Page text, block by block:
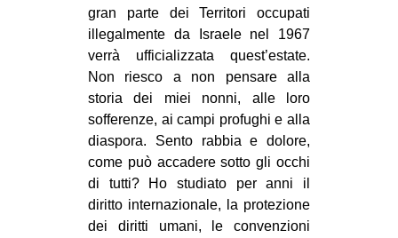
AMBIENTE
ANTIFASCISMO
DIRITTO ALL’ABITARE
MIGRAZIONI
PRECARIATO
REPRESSIONE
STUDENTI
gran parte dei Territori occupati
illegalmente da Israele nel 1967
verrà ufficializzata quest’estate.
Non riesco a non pensare alla
storia dei miei nonni, alle loro
sofferenze, ai campi profughi e alla
diaspora. Sento rabbia e dolore,
come può accadere sotto gli occhi
di tutti? Ho studiato per anni il
diritto internazionale, la protezione
dei diritti umani, le convenzioni